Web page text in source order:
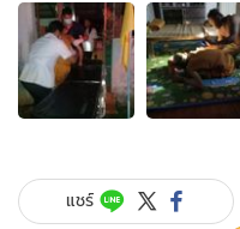
อัลบั้ม
ภาพ
7
ภาพ
ของ
จับ
แล้ว
แชร์